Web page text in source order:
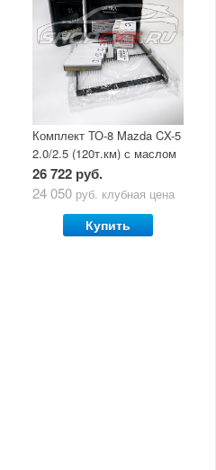
Комплект ТО-8 Mazda CX-5
2.0/2.5 (120т.км) с маслом
Mazda Original Oil Ultra
5W30
26 722 руб.
24 050 руб. клубная цена
Купить